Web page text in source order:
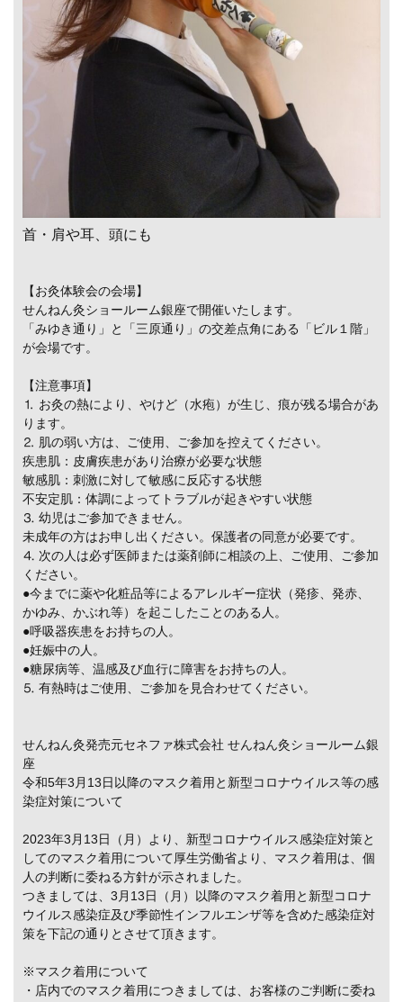
首・肩や耳、頭にも
【お灸体験会の会場】
せんねん灸ショールーム銀座で開催いたします。
「みゆき通り」と「三原通り」の交差点角にある「ビル１階」
が会場です。
【注意事項】
⒈ お灸の熱により、やけど（水疱）が生じ、痕が残る場合があ
ります。
⒉ 肌の弱い方は、ご使用、ご参加を控えてください。
疾患肌：皮膚疾患があり治療が必要な状態
敏感肌：刺激に対して敏感に反応する状態
不安定肌：体調によってトラブルが起きやすい状態
⒊ 幼児はご参加できません。
未成年の方はお申し出ください。保護者の同意が必要です。
⒋ 次の人は必ず医師または薬剤師に相談の上、ご使用、ご参加
ください。
●今までに薬や化粧品等によるアレルギー症状（発疹、発赤、
かゆみ、かぶれ等）を起こしたことのある人。
●呼吸器疾患をお持ちの人。
●妊娠中の人。
●糖尿病等、温感及び血行に障害をお持ちの人。
⒌ 有熱時はご使用、ご参加を見合わせてください。
せんねん灸発売元セネファ株式会社 せんねん灸ショールーム銀
座
令和5年3月13日以降のマスク着用と新型コロナウイルス等の感
染症対策について
2023年3月13日（月）より、新型コロナウイルス感染症対策と
してのマスク着用について厚生労働省より、マスク着用は、個
人の判断に委ねる方針が示されました。
つきましては、3月13日（月）以降のマスク着用と新型コロナ
ウイルス感染症及び季節性インフルエンザ等を含めた感染症対
策を下記の通りとさせて頂きます。
※マスク着用について
・店内でのマスク着用につきましては、お客様のご判断に委ね